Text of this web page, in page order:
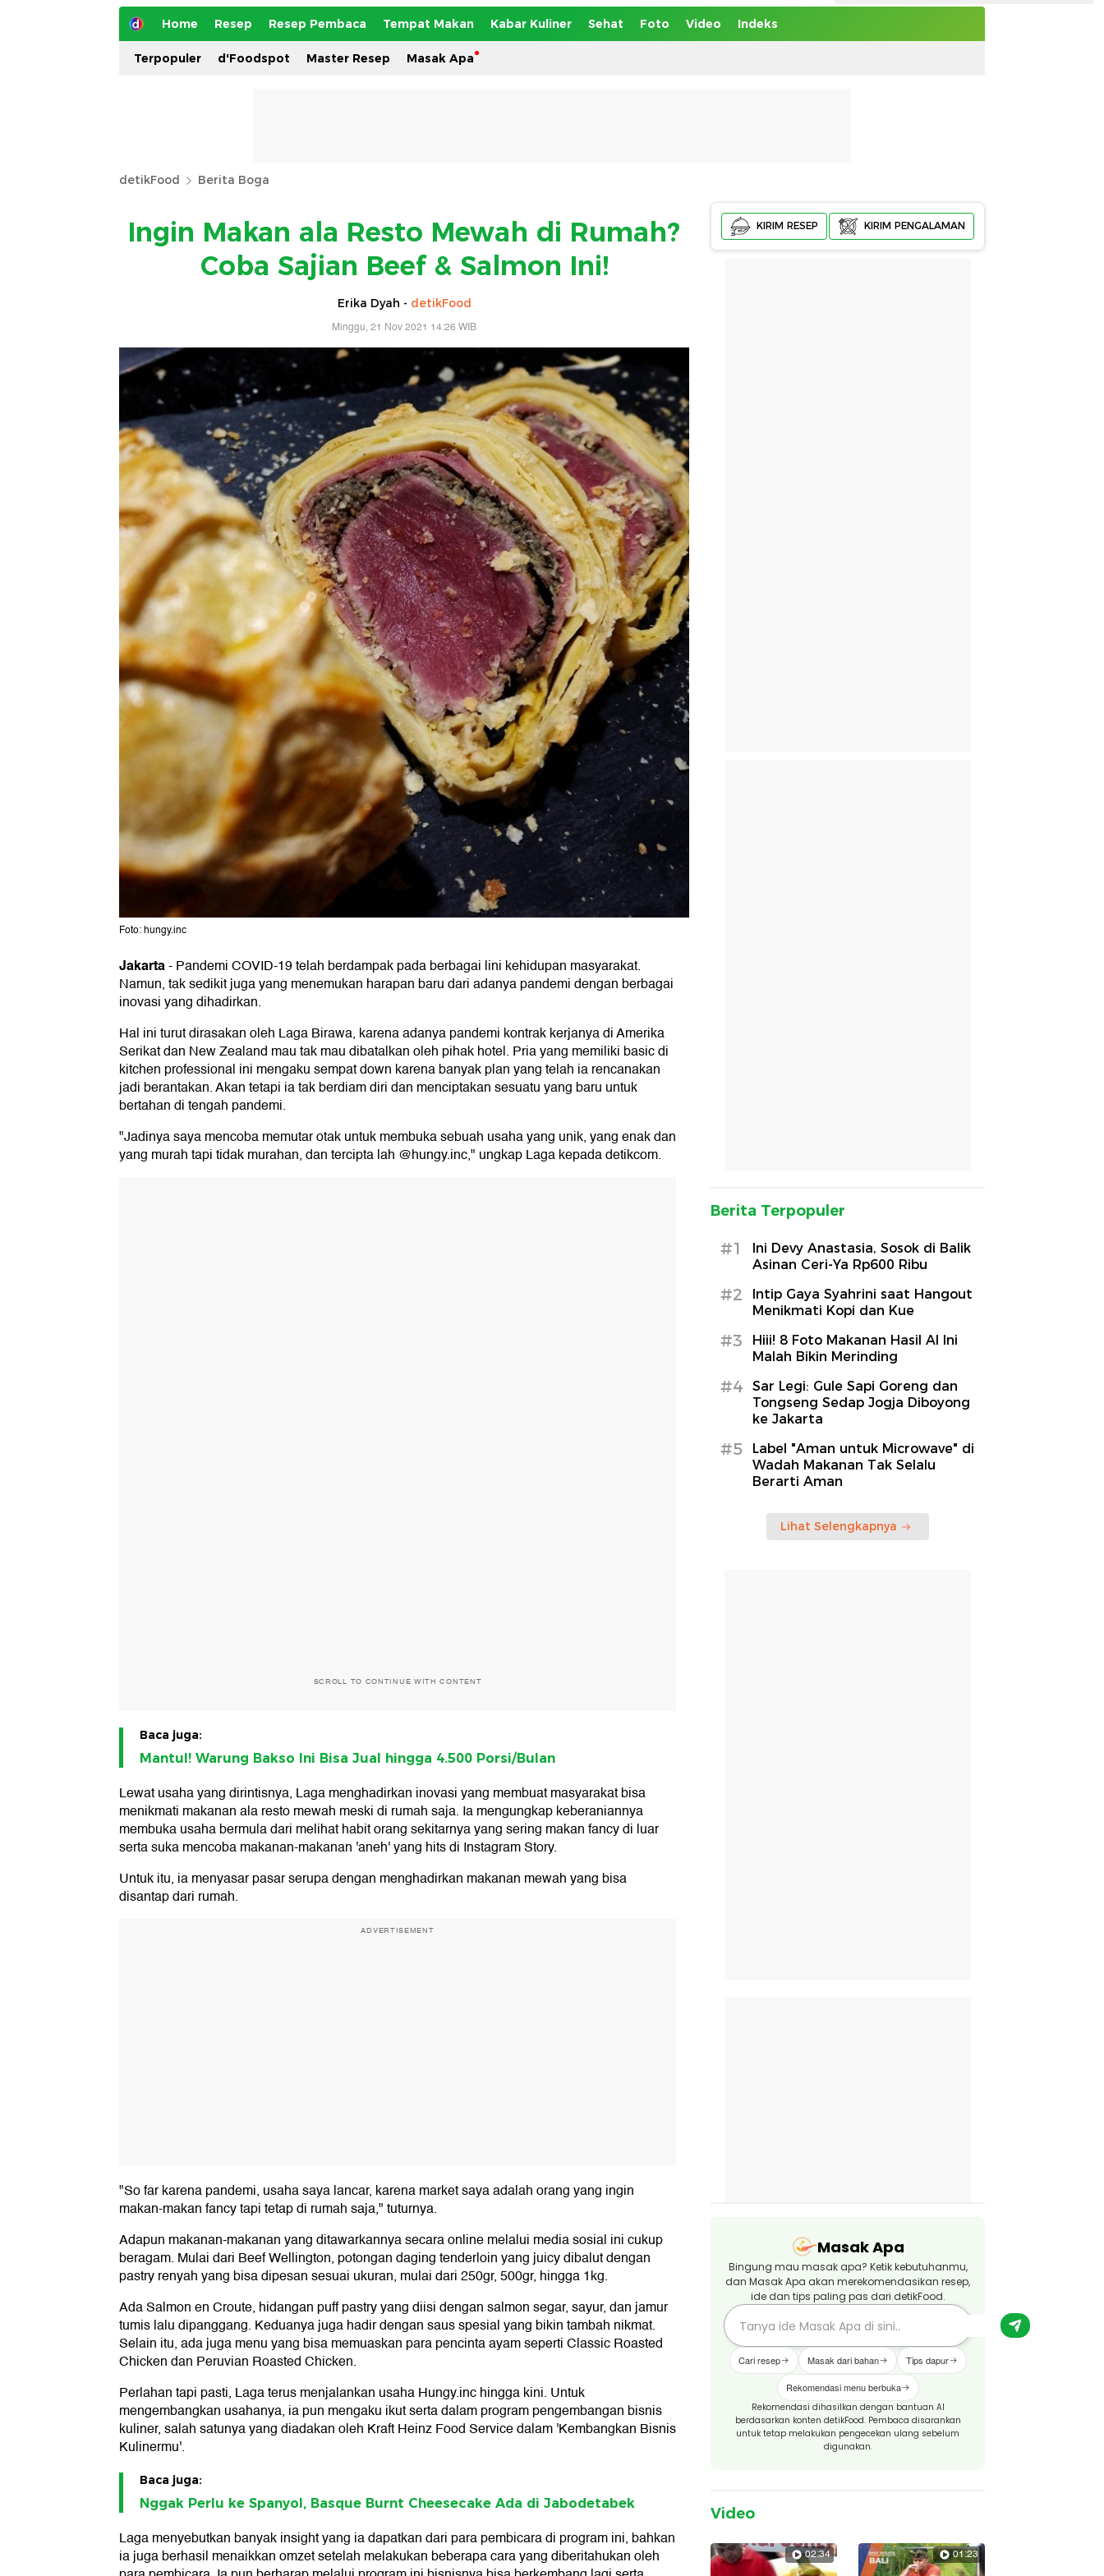
Home Resep Resep Pembaca Tempat Makan Kabar Kuliner Sehat Foto Video Indeks
Terpopuler d'Foodspot Master Resep Masak Apa
detikFood Berita Boga
Ingin Makan ala Resto Mewah di Rumah?
Coba Sajian Beef & Salmon Ini!
Erika Dyah - detikFood
Minggu, 21 Nov 2021 14:26 WIB
Foto: hungy.inc
Jakarta-Pandemi COVID-19 telah berdampak pada berbagai lini kehidupan masyarakat.
Namun, tak sedikit juga yang menemukan harapan baru dari adanya pandemi dengan berbagai
inovasi yang dihadirkan.
Hal ini turut dirasakan oleh Laga Birawa, karena adanya pandemi kontrak kerjanya di Amerika
Serikat dan New Zealand mau tak mau dibatalkan oleh pihak hotel. Pria yang memiliki basic di
kitchen professional ini mengaku sempat down karena banyak plan yang telah ia rencanakan
jadi berantakan. Akan tetapi ia tak berdiam diri dan menciptakan sesuatu yang baru untuk
bertahan di tengah pandemi.
"Jadinya saya mencoba memutar otak untuk membuka sebuah usaha yang unik, yang enak dan
yang murah tapi tidak murahan, dan tercipta lah @hungy.inc," ungkap Laga kepada detikcom.
SCROLL TO CONTINUE WITH CONTENT
Baca juga:
Mantul! Warung Bakso Ini Bisa Jual hingga 4.500 Porsi/Bulan
Lewat usaha yang dirintisnya, Laga menghadirkan inovasi yang membuat masyarakat bisa
menikmati makanan ala resto mewah meski di rumah saja. Ia mengungkap keberaniannya
membuka usaha bermula dari melihat habit orang sekitarnya yang sering makan fancy di luar
serta suka mencoba makanan-makanan 'aneh' yang hits di Instagram Story.
Untuk itu, ia menyasar pasar serupa dengan menghadirkan makanan mewah yang bisa
disantap dari rumah.
ADVERTISEMENT
"So far karena pandemi, usaha saya lancar, karena market saya adalah orang yang ingin
makan-makan fancy tapi tetap di rumah saja," tuturnya.
Adapun makanan-makanan yang ditawarkannya secara online melalui media sosial ini cukup
beragam. Mulai dari Beef Wellington, potongan daging tenderloin yang juicy dibalut dengan
pastry renyah yang bisa dipesan sesuai ukuran, mulai dari 250gr, 500gr, hingga 1kg.
Ada Salmon en Croute, hidangan puff pastry yang diisi dengan salmon segar, sayur, dan jamur
tumis lalu dipanggang. Keduanya juga hadir dengan saus spesial yang bikin tambah nikmat.
Selain itu, ada juga menu yang bisa memuaskan para pencinta ayam seperti Classic Roasted
Chicken dan Peruvian Roasted Chicken.
Perlahan tapi pasti, Laga terus menjalankan usaha Hungy.inc hingga kini. Untuk
mengembangkan usahanya, ia pun mengaku ikut serta dalam program pengembangan bisnis
kuliner, salah satunya yang diadakan oleh Kraft Heinz Food Service dalam 'Kembangkan Bisnis
Kulinermu'.
Baca juga:
Nggak Perlu ke Spanyol, Basque Burnt Cheesecake Ada di Jabodetabek
Laga menyebutkan banyak insight yang ia dapatkan dari para pembicara di program ini, bahkan
ia juga berhasil menaikkan omzet setelah melakukan beberapa cara yang diberitahukan oleh
KIRIM RESEP KIRIM PENGALAMAN
Berita Terpopuler
#1
Ini Devy Anastasia, Sosok di Balik
Asinan Ceri-Ya Rp600 Ribu
#2
Intip Gaya Syahrini saat Hangout
Menikmati Kopi dan Kue
#3
Hiii! 8 Foto Makanan Hasil AI Ini
Malah Bikin Merinding
#4
Sar Legi: Gule Sapi Goreng dan
Tongseng Sedap Jogja Diboyong
ke Jakarta
#5
Label "Aman untuk Microwave" di
Wadah Makanan Tak Selalu
Berarti Aman
Lihat Selengkapnya
Masak Apa
Bingung mau masak apa? Ketik kebutuhanmu,
dan Masak Apa akan merekomendasikan resep,
ide dan tips paling pas dari detikFood.
Cari resep Masak dari bahan Tips dapur
Rekomendasi menu berbuka
Rekomendasi dihasilkan dengan bantuan AI
berdasarkan konten detikFood. Pembaca disarankan
untuk tetap melakukan pengecekan ulang sebelum
digunakan.
Video
02:34 01:23